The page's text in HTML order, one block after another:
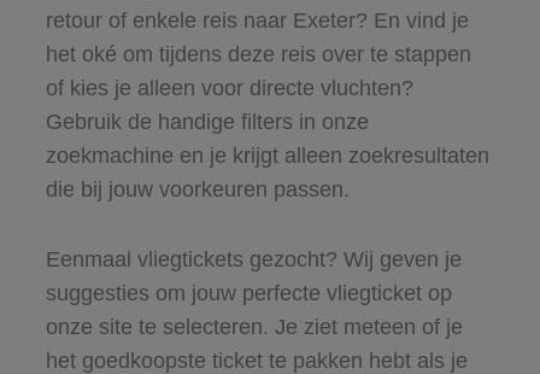
retour of enkele reis naar Exeter? En vind je
het oké om tijdens deze reis over te stappen
of kies je alleen voor directe vluchten?
Gebruik de handige filters in onze
zoekmachine en je krijgt alleen zoekresultaten
die bij jouw voorkeuren passen.
Eenmaal vliegtickets gezocht? Wij geven je
suggesties om jouw perfecte vliegticket op
onze site te selecteren. Je ziet meteen of je
het goedkoopste ticket te pakken hebt als je